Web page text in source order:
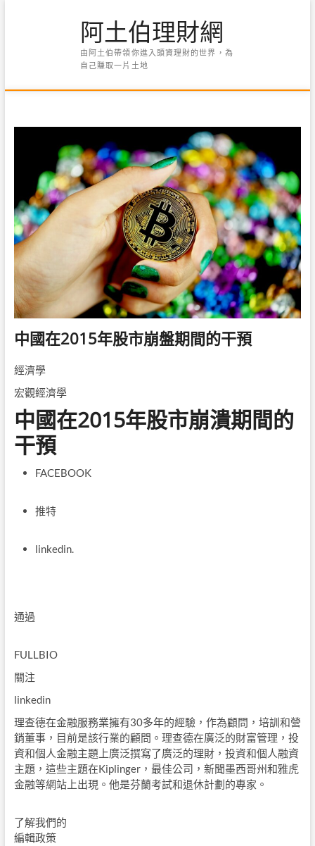
阿土伯理財網
由阿土伯帶領你進入頭資理財的世界，為
自己賺取一片土地
中國在2015年股市崩盤期間的干預
經濟學
宏觀經濟學
中國在2015年股市崩潰期間的
干預
FACEBOOK
推特
linkedin.
通過
FULLBIO
關注
linkedin
理查德在金融服務業擁有30多年的經驗，作為顧問，培訓和營
銷董事，目前是該行業的顧問。理查德在廣泛的財富管理，投
資和個人金融主題上廣泛撰寫了廣泛的理財，投資和個人融資
主題，這些主題在Kiplinger，最佳公司，新聞墨西哥州和雅虎
金融等網站上出現。他是芬蘭考試和退休計劃的專家。
了解我們的
編輯政策